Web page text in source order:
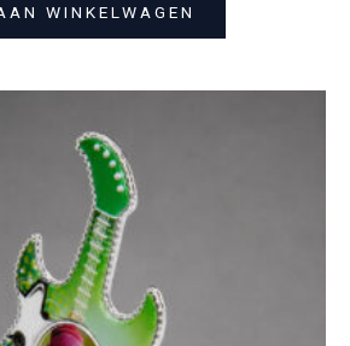
WINKELWAGEN